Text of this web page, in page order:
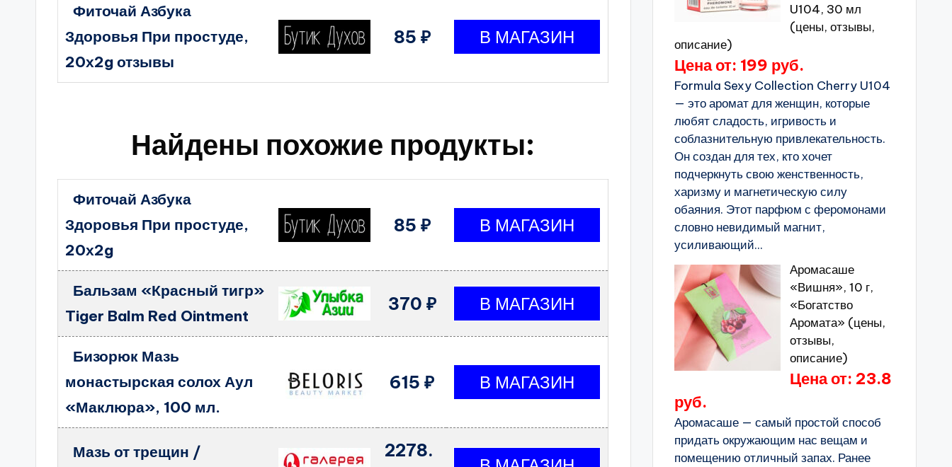
Фиточай Азбука
Здоровья При простуде,
20х2g отзывы
85 ₽
Найдены похожие продукты:
Фиточай Азбука
Здоровья При простуде,
20х2g
85 ₽
Бальзам «Красный тигр»
Tiger Balm Red Ointment
370 ₽
Бизорюк Мазь
монастырская солох Аул
«Маклюра», 100 мл.
615 ₽
Мазь от трещин /
2278.
U104, 30 мл
(цены, отзывы,
описание)
Цена от: 199 руб.
Formula Sexy Collection Cherry U104
— это аромат для женщин, которые
любят сладость, игривость и
соблазнительную привлекательность.
Он создан для тех, кто хочет
подчеркнуть свою женственность,
харизму и магнетическую силу
обаяния. Этот парфюм с феромонами
словно невидимый магнит,
усиливающий...
Аромасаше
«Вишня», 10 г,
«Богатство
Аромата» (цены,
отзывы,
описание)
Цена от: 23.8
руб.
Аромасаше — самый простой способ
придать окружающим нас вещам и
помещению отличный запах. Ранее